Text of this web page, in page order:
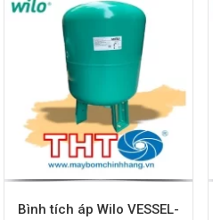
Bình tích áp Wilo VESSEL-